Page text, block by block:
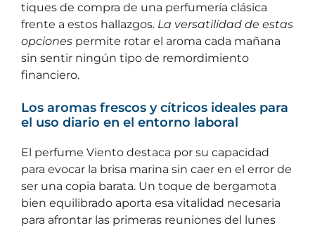
tiques de compra de una perfumería clásica
frente a estos hallazgos. La versatilidad de estas
opciones permite rotar el aroma cada mañana
sin sentir ningún tipo de remordimiento
financiero.
Los aromas frescos y cítricos ideales para
el uso diario en el entorno laboral
El perfume Viento destaca por su capacidad
para evocar la brisa marina sin caer en el error de
ser una copia barata. Un toque de bergamota
bien equilibrado aporta esa vitalidad necesaria
para afrontar las primeras reuniones del lunes